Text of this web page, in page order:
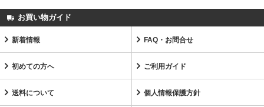
お買い物ガイド
新着情報 FAQ・お問合せ
初めての方へ ご利用ガイド
送料について 個人情報保護方針